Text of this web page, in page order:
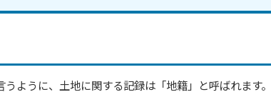
ように、土地に関する記録は「地籍」と呼ばれます。